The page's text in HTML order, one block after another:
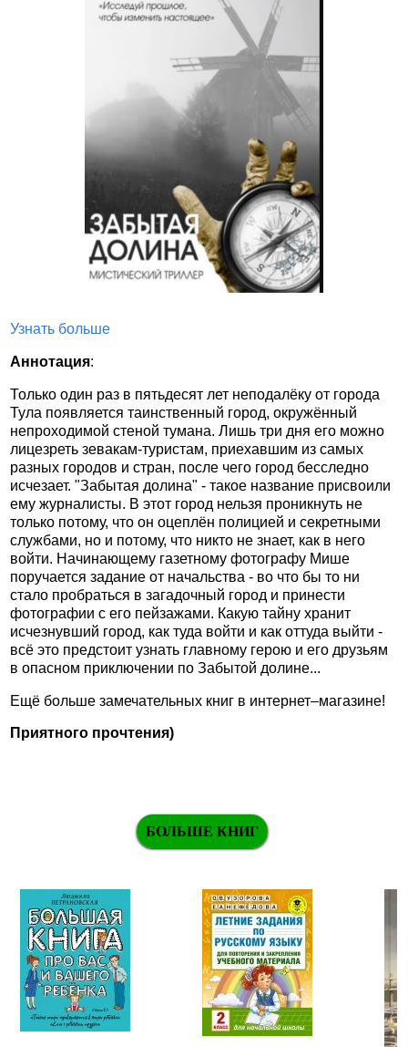
Узнать больше
Аннотация:
Только один раз в пятьдесят лет неподалёку от города
Тула появляется таинственный город, окружённый
непроходимой стеной тумана. Лишь три дня его можно
лицезреть зевакам-туристам, приехавшим из самых
разных городов и стран, после чего город бесследно
исчезает. "Забытая долина" - такое название присвоили
ему журналисты. В этот город нельзя проникнуть не
только потому, что он оцеплён полицией и секретными
службами, но и потому, что никто не знает, как в него
войти. Начинающему газетному фотографу Мише
поручается задание от начальства - во что бы то ни
стало пробраться в загадочный город и принести
фотографии с его пейзажами. Какую тайну хранит
исчезнувший город, как туда войти и как оттуда выйти -
всё это предстоит узнать главному герою и его друзьям
в опасном приключении по Забытой долине...
Ещё больше замечательных книг в интернет–магазине!
Приятного прочтения)
БОЛЬШЕ КНИГ